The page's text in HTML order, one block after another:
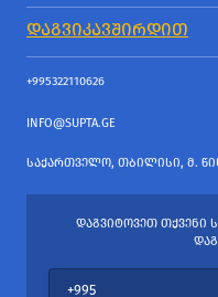
ᲓᲐᲒᲕᲘᲙᲐᲕᲨᲘᲠᲓᲘᲗ
+995322110626
INFO@SUPTA.GE
ᲡᲐᲥᲐᲠᲗᲕᲔᲚᲝ, ᲗᲑᲘᲚᲘᲡᲘ, Მ.
ᲓᲐᲒᲕᲘᲢᲝᲕᲔᲗ ᲗᲥᲕᲔᲜᲘ